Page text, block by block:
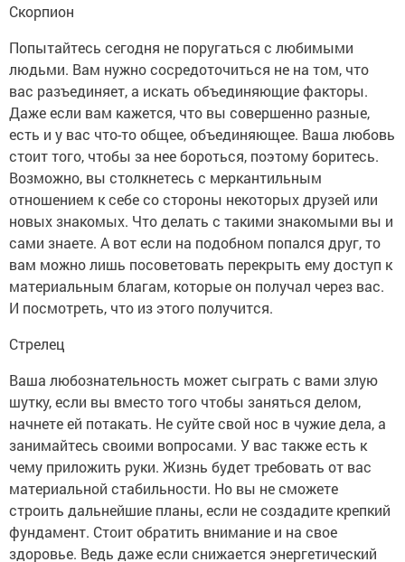
Скорпион
Попытайтесь сегодня не поругаться с любимыми
людьми. Вам нужно сосредоточиться не на том, что
вас разъединяет, а искать объединяющие факторы.
Даже если вам кажется, что вы совершенно разные,
есть и у вас что-то общее, объединяющее. Ваша любовь
стоит того, чтобы за нее бороться, поэтому боритесь.
Возможно, вы столкнетесь с меркантильным
отношением к себе со стороны некоторых друзей или
новых знакомых. Что делать с такими знакомыми вы и
сами знаете. А вот если на подобном попался друг, то
вам можно лишь посоветовать перекрыть ему доступ к
материальным благам, которые он получал через вас.
И посмотреть, что из этого получится.
Стрелец
Ваша любознательность может сыграть с вами злую
шутку, если вы вместо того чтобы заняться делом,
начнете ей потакать. Не суйте свой нос в чужие дела, а
занимайтесь своими вопросами. У вас также есть к
чему приложить руки. Жизнь будет требовать от вас
материальной стабильности. Но вы не сможете
строить дальнейшие планы, если не создадите крепкий
фундамент. Стоит обратить внимание и на свое
здоровье. Ведь даже если снижается энергетический